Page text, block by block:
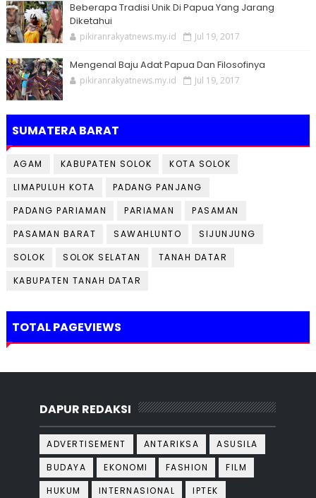
Beberapa Tradisi Unik Di Papua Yang Jarang
Diketahui
pikiranrakyatnews.my.id Jul 19, 2017
Mengenal Baju Adat Papua Dan Filosofinya
pikiranrakyatnews.my.id Jul 19, 2017
SUMATERA BARAT
AGAM KABUPATEN SOLOK
KOTA SOLOK
LIMAPULUH KOTA
PADANG PANJANG
PADANG PARIAMAN
PARIAMAN
PASAMAN
PASAMAN BARAT
SAWAHLUNTO
SIJUNJUNG
SOLOK
SOLOK SELATAN
TANAH DATAR
KABUPATEN TANAH DATAR
TOTAL PAGEVIEWS
DAPUR REDAKSI
ADVERTISEMENT ANTARIKSA
ASUSILA
BUDAYA
EKONOMI FASHION
FILM
HUKUM
INTERNASIONAL
IPTEK